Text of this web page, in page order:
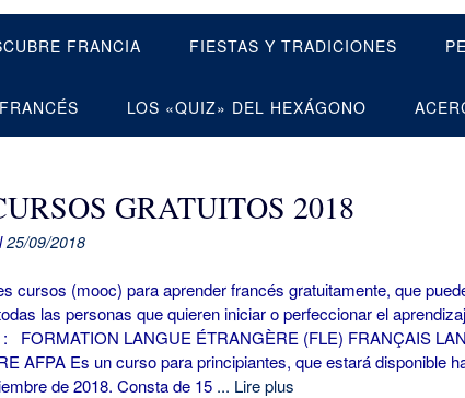
FRANCIA FIESTAS Y TRADICIONES
LOS «QUIZ» DEL HEXÁGONO
GRATUITOS 2018
25/09/2018
cursos (mooc) para aprender francés gratuitamente, que
las personas que quieren iniciar o perfeccionar el
: FORMATION LANGUE ÉTRANGÈRE (FLE) FRANÇAIS
AFPA Es un curso para principiantes, que estará disponible
de 2018. Consta de 15 ... Lire plus